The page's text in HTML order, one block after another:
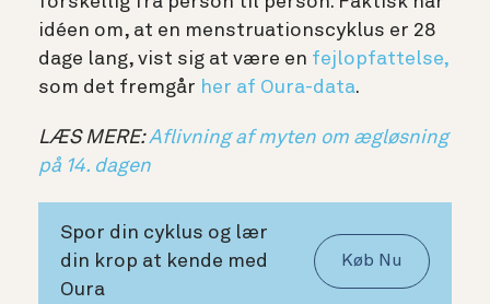
idéen om, at en menstruationscyklus er 28
dage lang, vist sig at være en fejlopfattelse,
som det fremgår her af Oura-data.
LÆS MERE:Aflivning af myten om ægløsning
på 14. dagen
Spor din cyklus og lær
din krop at kende med
Oura
Køb Nu